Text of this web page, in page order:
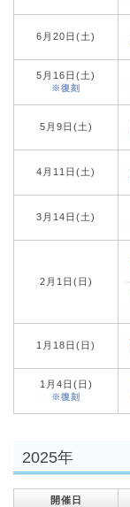
6月20日(土)
5月16日(土)
※復刻
5月9日(土)
4月11日(土)
3月14日(土)
2月1日(日)
1月18日(日)
1月4日(日)
※復刻
2025年
開催日